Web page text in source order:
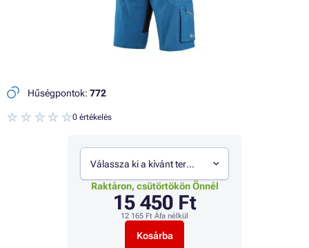
Hűségpontok: 772
0 értékelés
Válassza ki a kívánt termékváltozatot
Raktáron, csütörtökön Önnél
15 450 Ft
12 165 Ft Áfa nélkül
Kosárba